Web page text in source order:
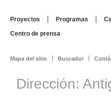
Proyectos Programas
Centro de prensa
Mapa del sitio Buscador
Dirección: